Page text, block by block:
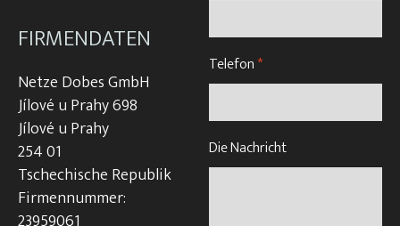
FIRMENDATEN
Netze Dobes GmbH
Jílové u Prahy 698
Jílové u Prahy
254 01
Tschechische Republik
Firmennummer:
Telefon*
Die Nachricht